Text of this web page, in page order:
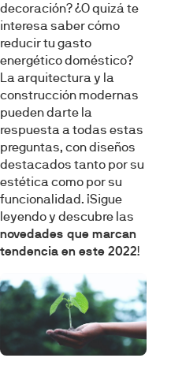
decoración? ¿O quizá te
interesa saber cómo
reducir tu gasto
energético doméstico?
La arquitectura y la
construcción modernas
pueden darte la
respuesta a todas estas
preguntas, con diseños
destacados tanto por su
estética como por su
funcionalidad. ¡Sigue
leyendo y descubre las
novedades que marcan
tendencia en este 2022!